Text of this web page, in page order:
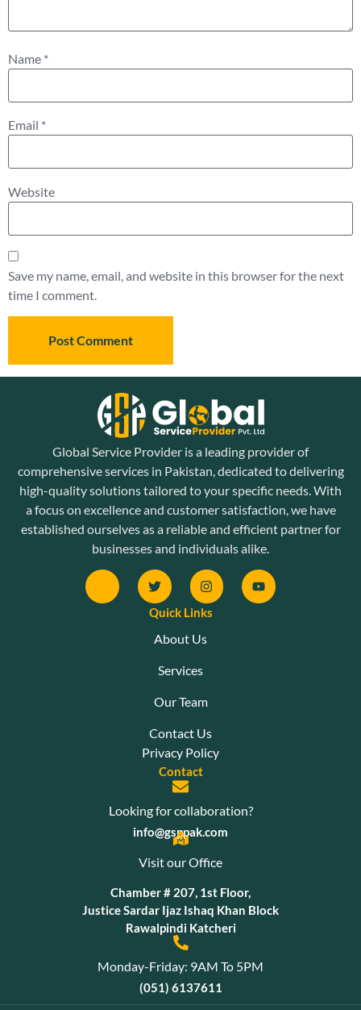
Name *
Email *
Website
Save my name, email, and website in this browser for the next
time I comment.
Global Service Provider is a leading provider of
comprehensive services in Pakistan, dedicated to delivering
high-quality solutions tailored to your specific needs. With
a focus on excellence and customer satisfaction, we have
established ourselves as a reliable and efficient partner for
businesses and individuals alike.
Quick Links
About Us
Services
Our Team
Contact Us
Privacy Policy
Contact
Looking for collaboration?
info@gsppak.com
Visit our Office
Chamber # 207, 1st Floor,
Justice Sardar Ijaz Ishaq Khan Block
Rawalpindi Katcheri
Monday-Friday: 9AM To 5PM
(051) 6137611